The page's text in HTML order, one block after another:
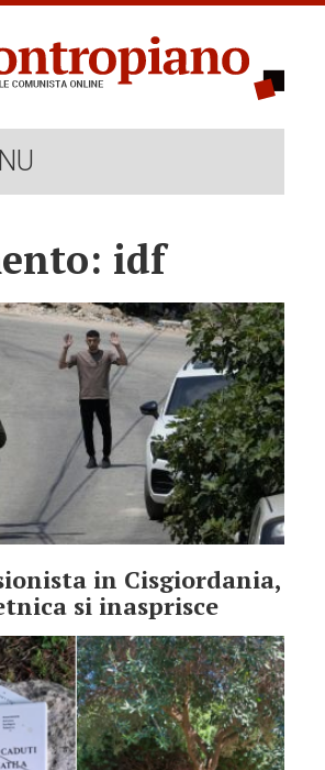
idf
in Cisgiordania,
si inasprisce